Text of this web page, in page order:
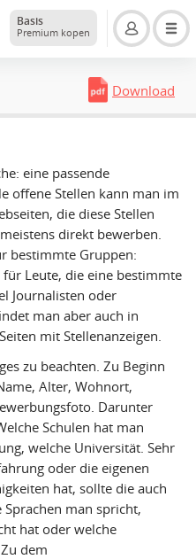
Basis
Premium kopen
Download
eine passende
offene Stellen kann man im
die diese Stellen
direkt bewerben.
bestimmte Gruppen:
Leute, die eine bestimmte
Journalisten oder
man aber auch in
mit Stellenanzeigen.
zu beachten. Zu Beginn
Alter, Wohnort,
Darunter
Schulen hat man
welche Universität. Sehr
oder die eigenen
hat, sollte die auch
man spricht,
hat oder welche
dem